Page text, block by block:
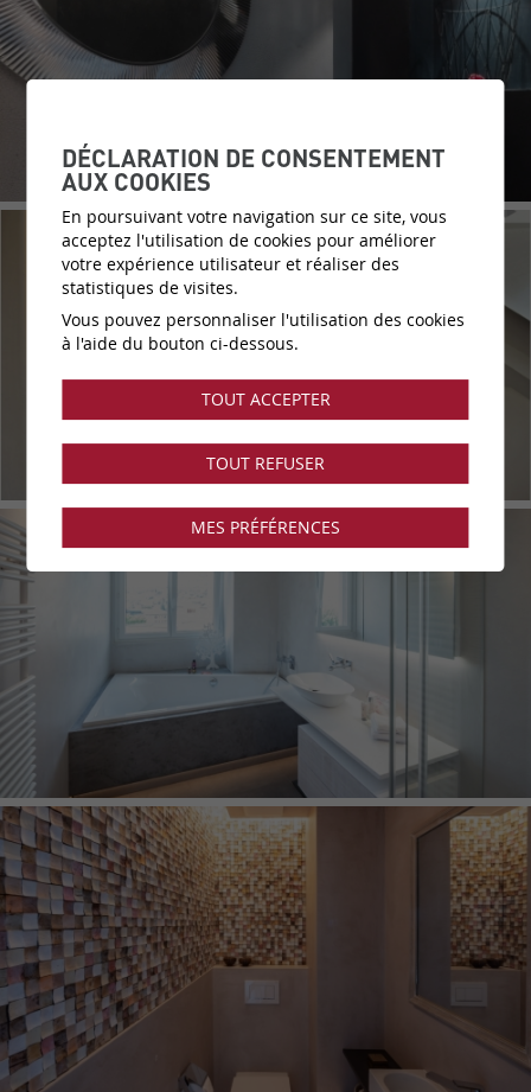
DÉCLARATION DE CONSENTEMENT
AUX COOKIES
En poursuivant votre navigation sur ce site, vous
acceptez l'utilisation de cookies pour améliorer
votre expérience utilisateur et réaliser des
statistiques de visites.
Vous pouvez personnaliser l'utilisation des cookies
à l'aide du bouton ci-dessous.
TOUT ACCEPTER
TOUT REFUSER
MES PRÉFÉRENCES